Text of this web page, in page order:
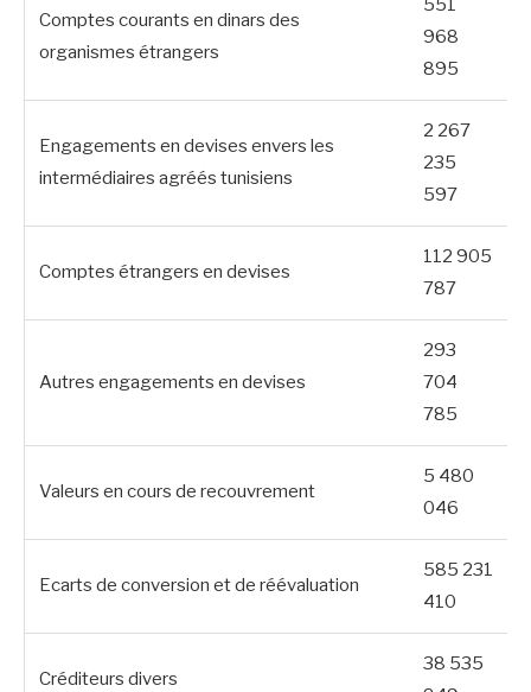
Comptes courants en dinars des
organismes étrangers
968
895
Engagements en devises envers les
intermédiaires agréés tunisiens
2 267
235
597
Comptes étrangers en devises
112 905
787
Autres engagements en devises
293
704
785
Valeurs en cours de recouvrement
5 480
046
Ecarts de conversion et de réévaluation
585 231
410
Créditeurs divers
38 535